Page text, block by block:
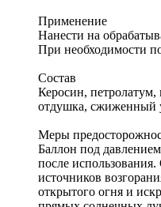
Применение
Нанести на
При необходимости
Состав
Керосин,
отдушка, сжиженный
Меры
Баллон под
после
источников
открытого огня и